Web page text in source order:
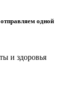
одной
и здоровья